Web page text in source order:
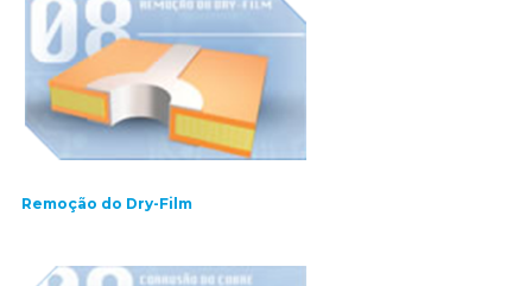
Remoção do Dry-Film